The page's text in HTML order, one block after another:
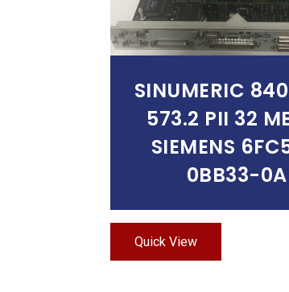
SINUMERIC
573.2 PII 32
SIEMENS
0BB33-
Quick View